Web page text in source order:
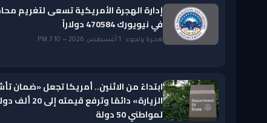
إدارة الهجرة الأمريكية تسعى لتغريم
في نيويورك 470584 دولاراً
هجرة ولجوء · 1 أغسطس 2026 — 7:10 PM
ابتداءً من الاثنين.. أمريكا تجعل «ضمان
الزيارة» دائمًا وترفع قيمته إلى
لمواطني 50 دولة